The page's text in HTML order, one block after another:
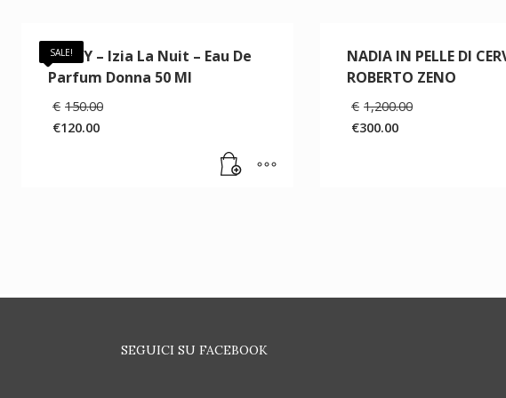
SALE!
SISLEY – Izia La Nuit – Eau De
Parfum Donna 50 Ml
€ 150.00
€120.00
NADIA IN PELLE DI
ROBERTO ZENO
€ 1,200.00
€300.00
SEGUICI SU FACEBOOK